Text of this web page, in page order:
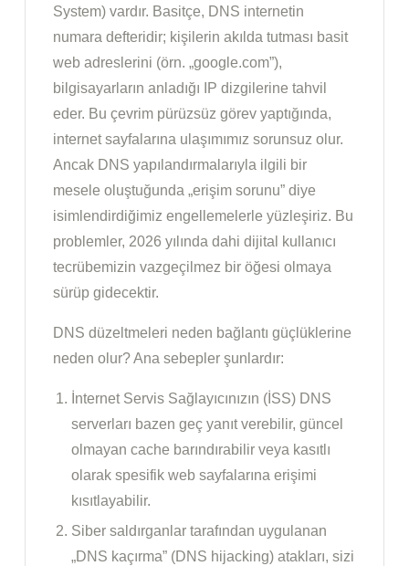
System) vardır. Basitçe, DNS internetin
numara defteridir; kişilerin akılda tutması basit
web adreslerini (örn. „google.com”),
bilgisayarların anladığı IP dizgilerine tahvil
eder. Bu çevrim pürüzsüz görev yaptığında,
internet sayfalarına ulaşımımız sorunsuz olur.
Ancak DNS yapılandırmalarıyla ilgili bir
mesele oluştuğunda „erişim sorunu” diye
isimlendirdiğimiz engellemelerle yüzleşiriz. Bu
problemler, 2026 yılında dahi dijital kullanıcı
tecrübemizin vazgeçilmez bir öğesi olmaya
sürüp gidecektir.
DNS düzeltmeleri neden bağlantı güçlüklerine
neden olur? Ana sebepler şunlardır:
İnternet Servis Sağlayıcınızın (İSS) DNS
serverları bazen geç yanıt verebilir, güncel
olmayan cache barındırabilir veya kasıtlı
olarak spesifik web sayfalarına erişimi
kısıtlayabilir.
Siber saldırganlar tarafından uygulanan
„DNS kaçırma” (DNS hijacking) atakları, sizi